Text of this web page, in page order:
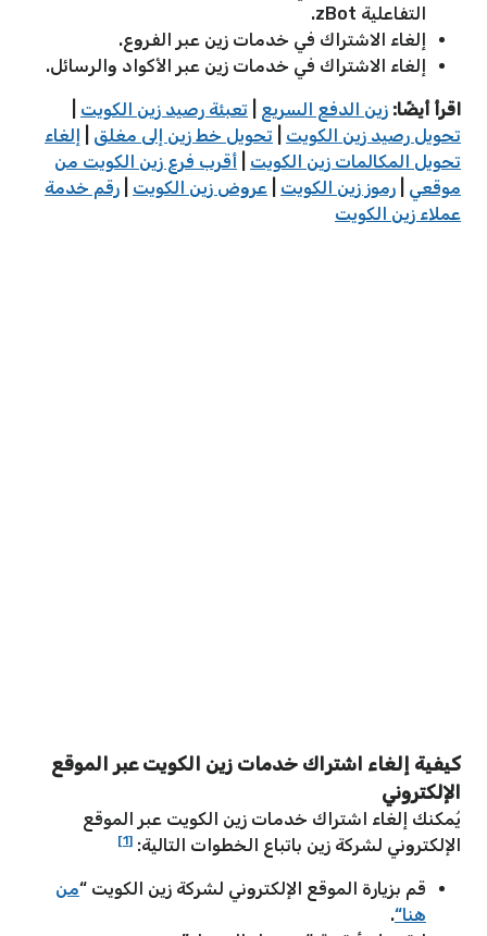
التفاعلية zBot.
إلغاء الاشتراك في خدمات زين عبر الفروع.
إلغاء الاشتراك في خدمات زين عبر الأكواد والرسائل.
اقرأ أيضًا: زين الدفع السريع تعبئة رصيد زين الكويت
تحويل رصيد زين الكويت
تحويل خط زين إلى مغلق
إلغاء
تحويل المكالمات زين الكويت
أقرب فرع زين الكويت من
موقعي
رموز زين الكويت عروض زين الكويت
رقم خدمة
عملاء زين الكويت
كيفية إلغاء اشتراك خدمات زين الكويت عبر الموقع
الإلكتروني
يُمكنك إلغاء اشتراك خدمات زين الكويت عبر الموقع
الإلكتروني لشركة زين باتباع الخطوات التالية: [1]
قم بزيارة الموقع الإلكتروني لشركة زين الكويت “من
هنا“
.